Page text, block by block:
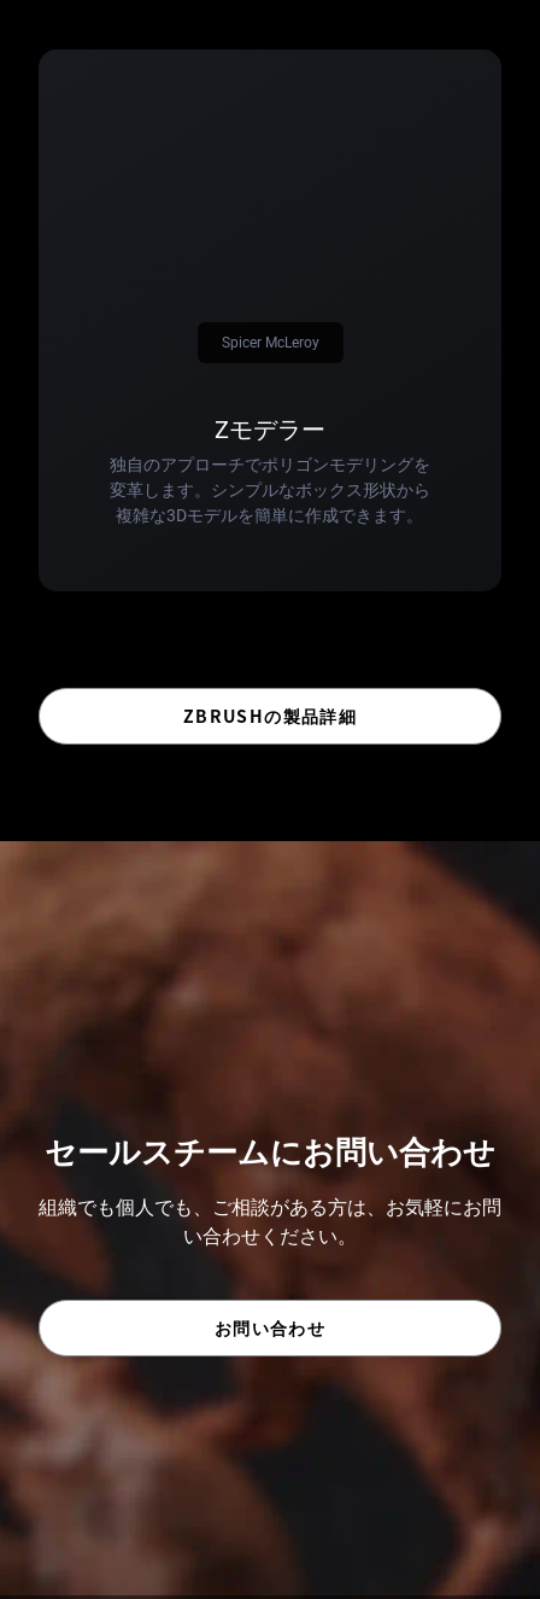
Zモデラー
独自のアプローチでポリゴンモデリングを
変革します。シンプルなボックス形状から
複雑な3Dモデルを簡単に作成できます。
Spicer McLeroy
ZBRUSHの製品詳細
セールスチームにお問い合わせ
組織でも個人でも、ご相談がある方は、お気軽にお問
い合わせください。
お問い合わせ